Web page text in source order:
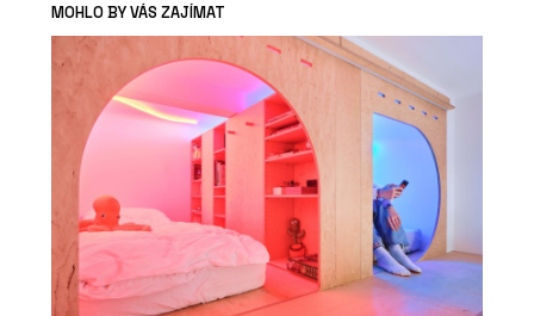
MOHLO BY VÁS ZAJÍMAT